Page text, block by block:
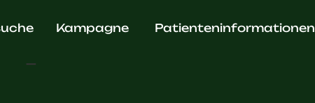
Kampagne Patienteninformationen